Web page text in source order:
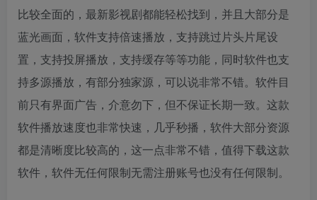
比较全面的，最新影视剧都能轻松找到，并且大部分是
蓝光画面，软件支持倍速播放，支持跳过片头片尾设
置，支持投屏播放，支持缓存等等功能，同时软件也支
持多源播放，有部分独家源，可以说非常不错。软件目
前只有界面广告，介意勿下，但不保证长期一致。这款
软件播放速度也非常快速，几乎秒播，软件大部分资源
都是清晰度比较高的，这一点非常不错，值得下载这款
软件，软件无任何限制无需注册账号也没有任何限制。